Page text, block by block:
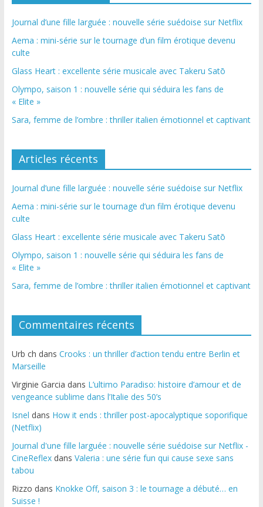
Journal d’une fille larguée : nouvelle série suédoise sur Netflix
Aema : mini-série sur le tournage d’un film érotique devenu
culte
Glass Heart : excellente série musicale avec Takeru Satō
Olympo, saison 1 : nouvelle série qui séduira les fans de
« Elite »
Sara, femme de l’ombre : thriller italien émotionnel et captivant
Articles récents
Journal d’une fille larguée : nouvelle série suédoise sur Netflix
Aema : mini-série sur le tournage d’un film érotique devenu
culte
Glass Heart : excellente série musicale avec Takeru Satō
Olympo, saison 1 : nouvelle série qui séduira les fans de
« Elite »
Sara, femme de l’ombre : thriller italien émotionnel et captivant
Commentaires récents
Urb ch dans Crooks : un thriller d’action tendu entre Berlin et
Marseille
Virginie Garcia dans L’ultimo Paradiso: histoire d’amour et de
vengeance sublime dans l’Italie des 50’s
Isnel dans How it ends : thriller post-apocalyptique soporifique
(Netflix)
Journal d'une fille larguée : nouvelle série suédoise sur Netflix -
CineReflexdans Valeria : une série fun qui cause sexe sans
tabou
Rizzo dans Knokke Off, saison 3 : le tournage a débuté… en
Suisse !